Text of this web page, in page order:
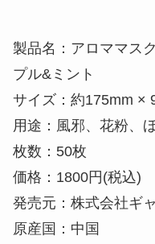
製品名：アロママス
プル&ミント
サイズ：約175mm ×
用途：風邪、花粉、
枚数：50枚
価格：1800円(税込)
発売元：株式会社ギ
原産国：中国